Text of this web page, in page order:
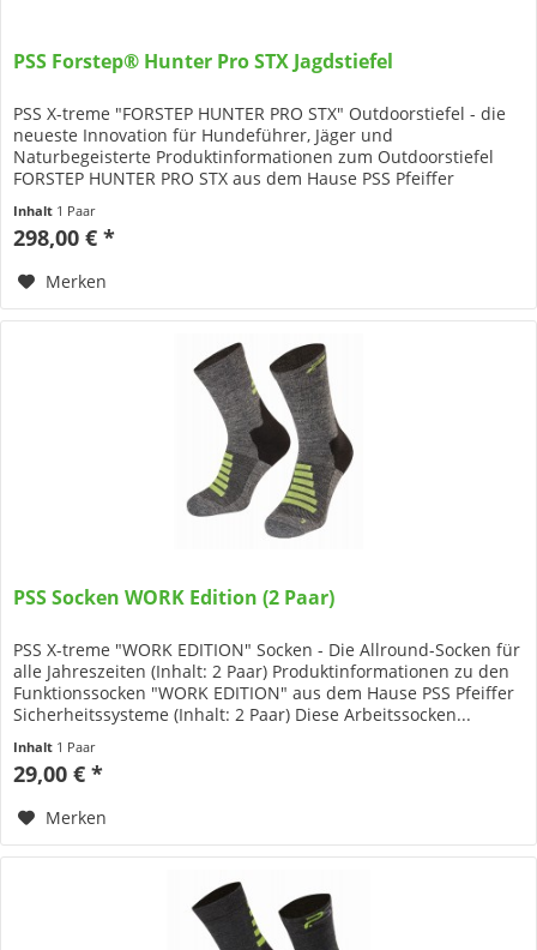
PSS Forstep® Hunter Pro STX Jagdstiefel
PSS X-treme "FORSTEP HUNTER PRO STX" Outdoorstiefel - die
neueste Innovation für Hundeführer, Jäger und
Naturbegeisterte Produktinformationen zum Outdoorstiefel
FORSTEP HUNTER PRO STX aus dem Hause PSS Pfeiffer
Inhalt 1 Paar
298,00 € *
Merken
PSS Socken WORK Edition (2 Paar)
PSS X-treme "WORK EDITION" Socken - Die Allround-Socken für
alle Jahreszeiten (Inhalt: 2 Paar) Produktinformationen zu den
Funktionssocken "WORK EDITION" aus dem Hause PSS Pfeiffer
Sicherheitssysteme (Inhalt: 2 Paar) Diese Arbeitssocken...
Inhalt 1 Paar
29,00 € *
Merken